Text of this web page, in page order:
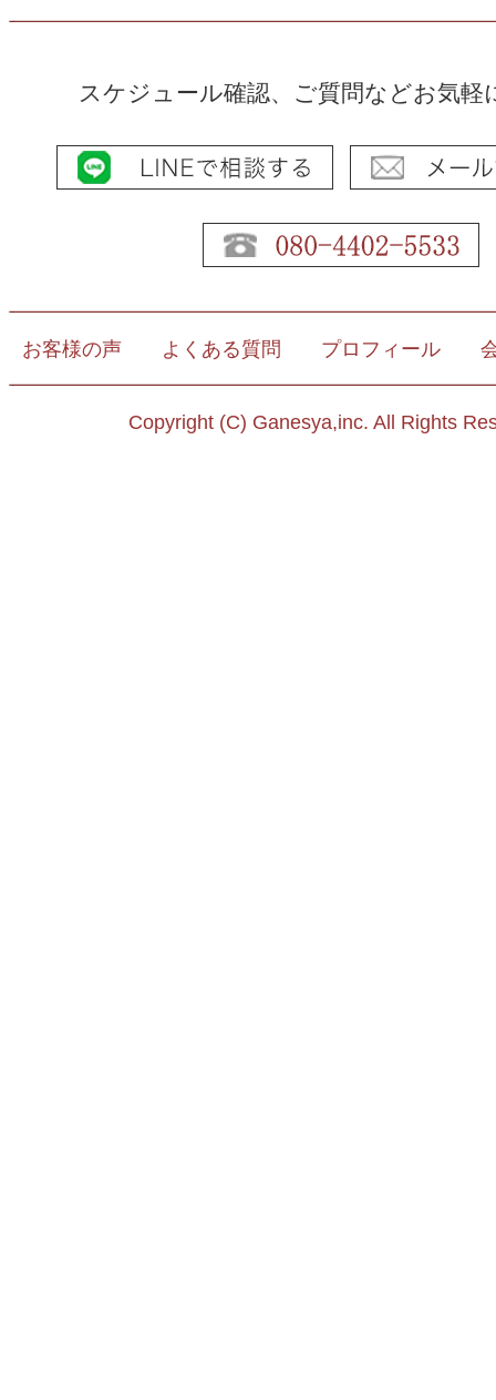
スケジュール確認、ご質問などお気軽
お客様の声 よくある質問 プロフィール
Copyright (C) Ganesya,inc. All Rights